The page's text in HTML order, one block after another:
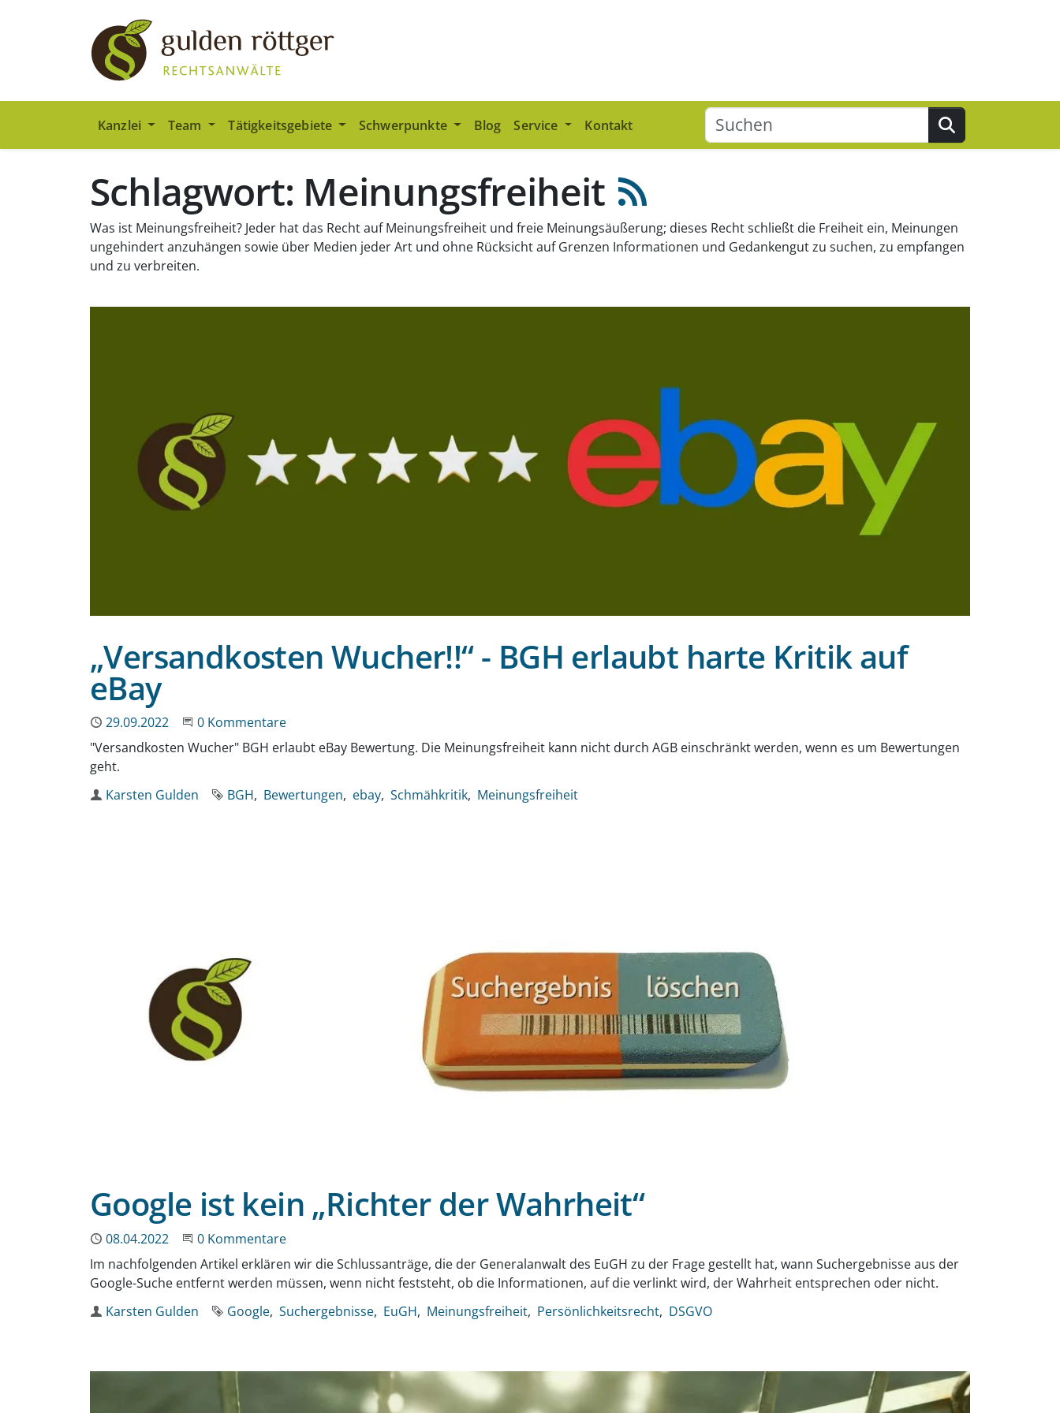
Kanzlei Team Tätigkeitsgebiete Schwerpunkte Blog Service Kontakt
Suchen
Schlagwort: Meinungsfreiheit
Was ist Meinungsfreiheit? Jeder hat das Recht auf Meinungsfreiheit und freie Meinungsäußerung; dieses Recht schließt die Freiheit ein, Meinungen
ungehindert anzuhängen sowie über Medien jeder Art und ohne Rücksicht auf Grenzen Informationen und Gedankengut zu suchen, zu empfangen
und zu verbreiten.
„Versandkosten Wucher!!“ - BGH erlaubt harte Kritik auf
eBay
Publiziert
29.09.2022 Beginne eine Unterhaltung
0 Kommentare
"Versandkosten Wucher" BGH erlaubt eBay Bewertung. Die Meinungsfreiheit kann nicht durch AGB einschränkt werden, wenn es um Bewertungen
geht.
Autor
Karsten Gulden Schlagworte
BGH Bewertungen ebay Schmähkritik Meinungsfreiheit
Google ist kein „Richter der Wahrheit“
Publiziert
08.04.2022 Beginne eine Unterhaltung
0 Kommentare
Im nachfolgenden Artikel erklären wir die Schlussanträge, die der Generalanwalt des EuGH zu der Frage gestellt hat, wann Suchergebnisse aus der
Google-Suche entfernt werden müssen, wenn nicht feststeht, ob die Informationen, auf die verlinkt wird, der Wahrheit entsprechen oder nicht.
Autor
Karsten Gulden Schlagworte
Google Suchergebnisse EuGH Meinungsfreiheit Persönlichkeitsrecht DSGVO